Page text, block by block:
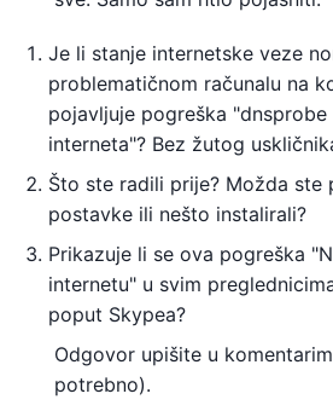
Je li stanje internetske veze
problematičnom računalu na
pojavljuje pogreška "dnsprobe
interneta"? Bez žutog
Što ste radili prije? Možda ste
postavke ili nešto instalirali?
Prikazuje li se ova pogreška
internetu" u svim
poput Skypea?
Odgovor upišite u
potrebno).